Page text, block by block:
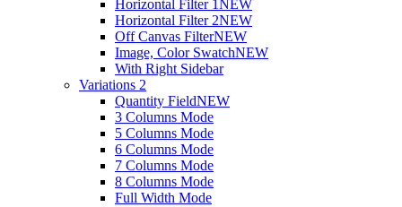
Horizontal Filter 1NEW
Horizontal Filter 2NEW
Off Canvas FilterNEW
Image, Color SwatchNEW
With Right Sidebar
Variations 2
Quantity FieldNEW
3 Columns Mode
5 Columns Mode
6 Columns Mode
7 Columns Mode
8 Columns Mode
Full Width Mode